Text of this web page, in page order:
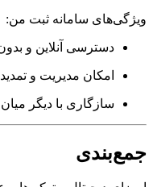
ویژگی‌های سامانه ثبت من:
دسترسی آنلاین و
امکان مدیریت و
سازگاری با دیگر
جمع‌بندی